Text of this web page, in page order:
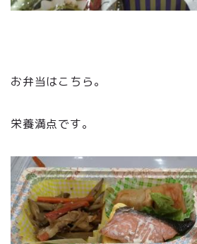
お弁当はこちら。
栄養満点です。